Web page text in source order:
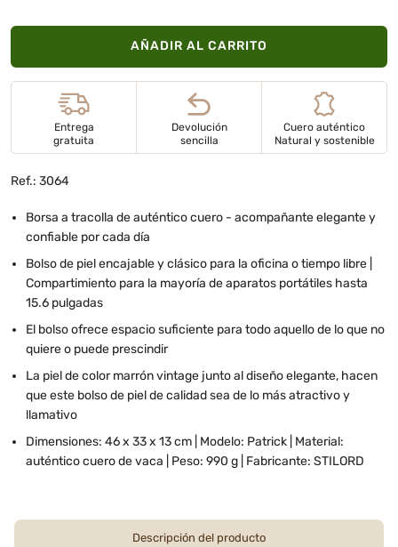
AÑADIR AL CARRITO
Entrega
gratuita
Devolución
sencilla
Cuero auténtico
Natural y sostenible
Ref.: 3064
Borsa a tracolla de auténtico cuero - acompañante elegante y
confiable por cada día
Bolso de piel encajable y clásico para la oficina o tiempo libre |
Compartimiento para la mayoría de aparatos portátiles hasta
15.6 pulgadas
El bolso ofrece espacio suficiente para todo aquello de lo que no
quiere o puede prescindir
La piel de color marrón vintage junto al diseño elegante, hacen
que este bolso de piel de calidad sea de lo más atractivo y
llamativo
Dimensiones: 46 x 33 x 13 cm | Modelo: Patrick | Material:
auténtico cuero de vaca | Peso: 990 g | Fabricante: STILORD
Descripción del producto